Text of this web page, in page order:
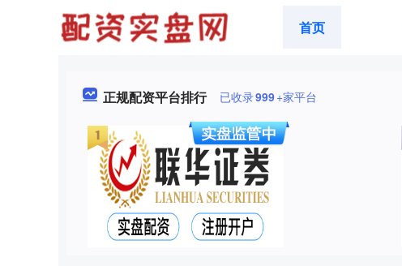
首页
正规配资平台排行 已收录999+家平台